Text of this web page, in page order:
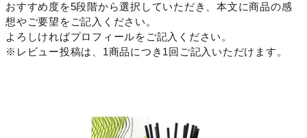
おすすめ度を5段階から選択していただき、本文に商品の感
想やご要望をご記入ください。
よろしければプロフィールをご記入ください。
※レビュー投稿は、1商品につき1回ご記入いただけます。